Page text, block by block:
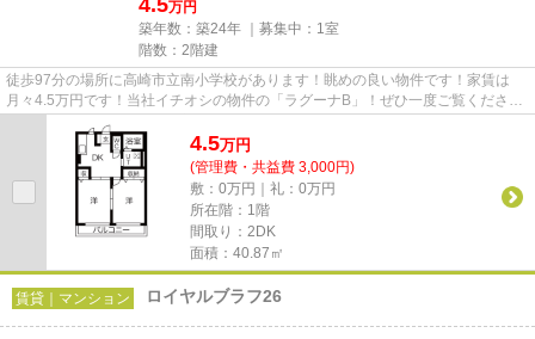
万円
築年数：築24年 ｜募集中： 1室
階数：2階建
徒歩97分の場所に高崎市立南小学校があります！眺めの良い物件です！家賃は
月々4.5万円です！当社イチオシの物件の「ラグーナB」！ぜひ一度ご覧くださ
い！できるだけ早めに不動産情報...
4.5万円
(管理費・共益費 3,000円)
敷：0万円｜礼：0万円
所在階：1階
間取り：2DK
面積：40.87㎡
賃貸｜マンション ロイヤルブラフ26